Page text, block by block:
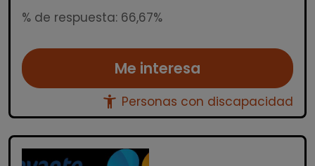
% de respuesta: 66,67%
Me interesa
accessibility_new Personas con discapacidad